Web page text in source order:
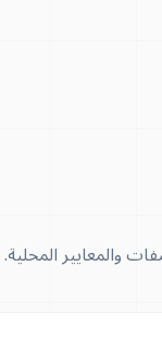
والمعايير المحلية.